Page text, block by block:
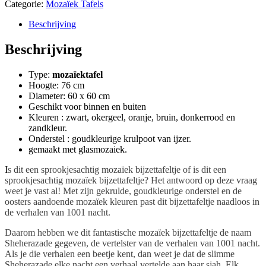
aantal
Categorie: Mozaïek Tafels
Beschrijving
Beschrijving
Type: mozaïektafel
Hoogte: 76 cm
Diameter: 60 x 60 cm
Geschikt voor binnen en buiten
Kleuren : zwart, okergeel, oranje, bruin, donkerrood en
zandkleur.
Onderstel : goudkleurige krulpoot van ijzer.
gemaakt met glasmozaiek.
Is dit een sprookjesachtig mozaïek bijzettafeltje of is dit een
sprookjesachtig mozaïek bijzettafeltje? Het antwoord op deze vraag
weet je vast al! Met zijn gekrulde, goudkleurige onderstel en de
oosters aandoende mozaïek kleuren past dit bijzettafeltje naadloos in
de verhalen van 1001 nacht.
Daarom hebben we dit fantastische mozaïek bijzettafeltje de naam
Sheherazade gegeven, de vertelster van de verhalen van 1001 nacht.
Als je die verhalen een beetje kent, dan weet je dat de slimme